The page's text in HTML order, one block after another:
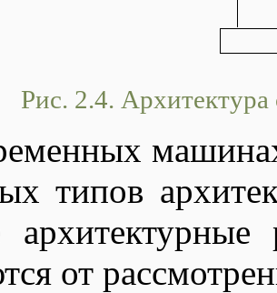
Рис. 2.4.
типов
архитектурные
от